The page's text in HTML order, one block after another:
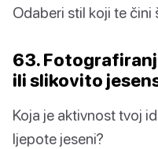
Odaberi stil koji te čini
63.
ili slikovito
Koja je aktivnost tvoj
ljepote jeseni?